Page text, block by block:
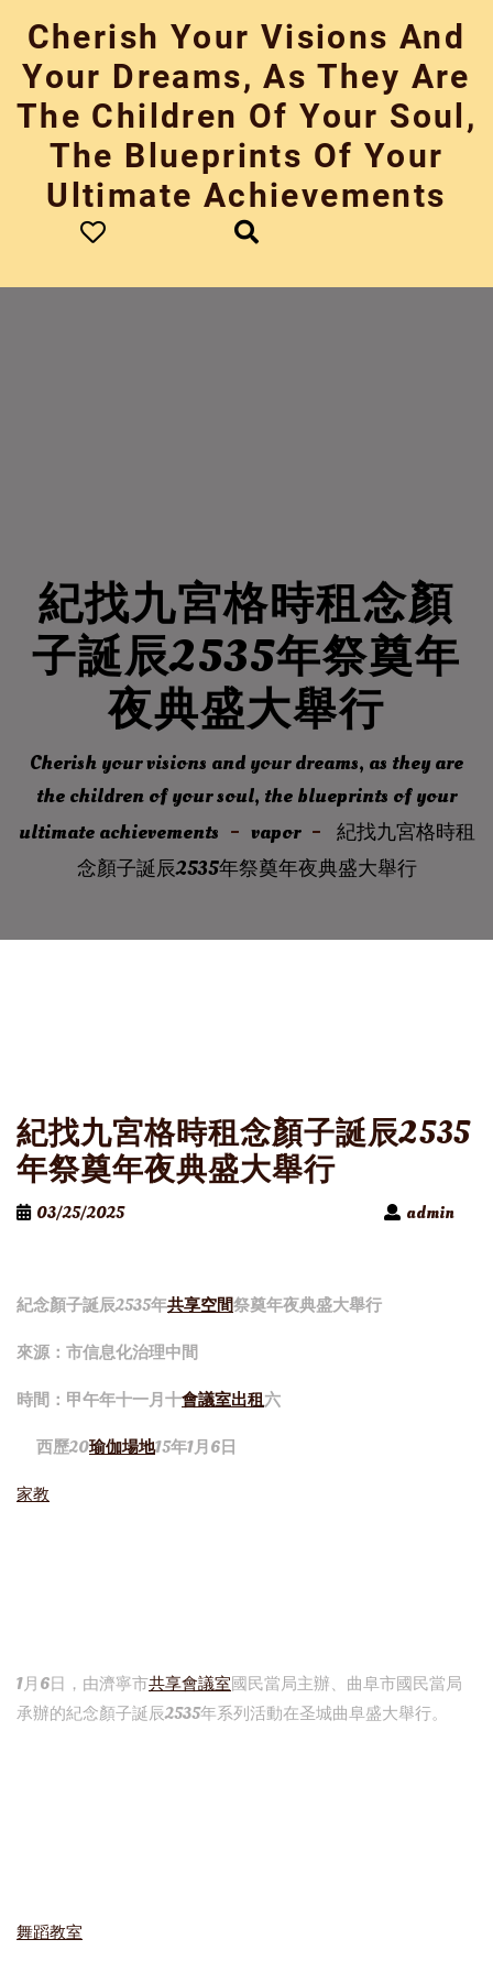
content
Cherish Your Visions And
Your Dreams, As They Are
The Children Of Your Soul,
The Blueprints Of Your
Ultimate Achievements
紀找九宮格時租念顏
子誕辰2535年祭奠年
夜典盛大舉行
Cherish your visions and your dreams, as they are
the children of your soul, the blueprints of your
ultimate achievements
vapor
紀找九宮格時租
念顏子誕辰2535年祭奠年夜典盛大舉行
紀找九宮格時租念顏子誕辰2535
年祭奠年夜典盛大舉行
03/25/2025 admin
紀念顏子誕辰2535年共享空間祭奠年夜典盛大舉行
來源：市信息化治理中間
時間：甲午年十一月十會議室出租六
西歷20瑜伽場地15年1月6日
家教
1月6日，由濟寧市共享會議室國民當局主辦、曲阜市國民當局
承辦的紀念顏子誕辰2535年系列活動在圣城曲阜盛大舉行。
舞蹈教室